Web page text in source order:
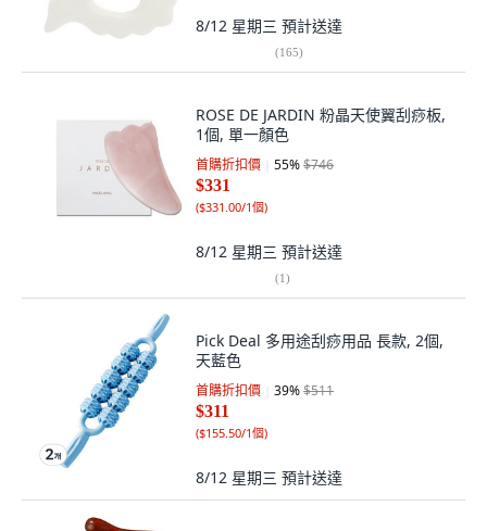
8/12 星期三 預計送達
(165)
ROSE DE JARDIN 粉晶天使翼刮痧板,
1個, 單一顏色
首購折扣價 55%$746
$331
($331.00/1個)
8/12 星期三 預計送達
(1)
Pick Deal 多用途刮痧用品 長款, 2個,
天藍色
首購折扣價 39%$511
$311
($155.50/1個)
8/12 星期三 預計送達